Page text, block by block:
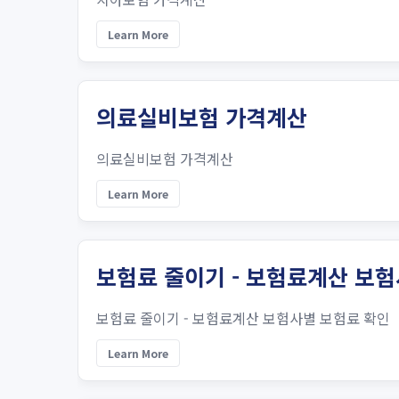
Learn More
의료실비보험 가격계산
의료실비보험 가격계산
Learn More
보험료 줄이기 - 보험료계산 보
보험료 줄이기 - 보험료계산 보험사별 보험료 확인
Learn More